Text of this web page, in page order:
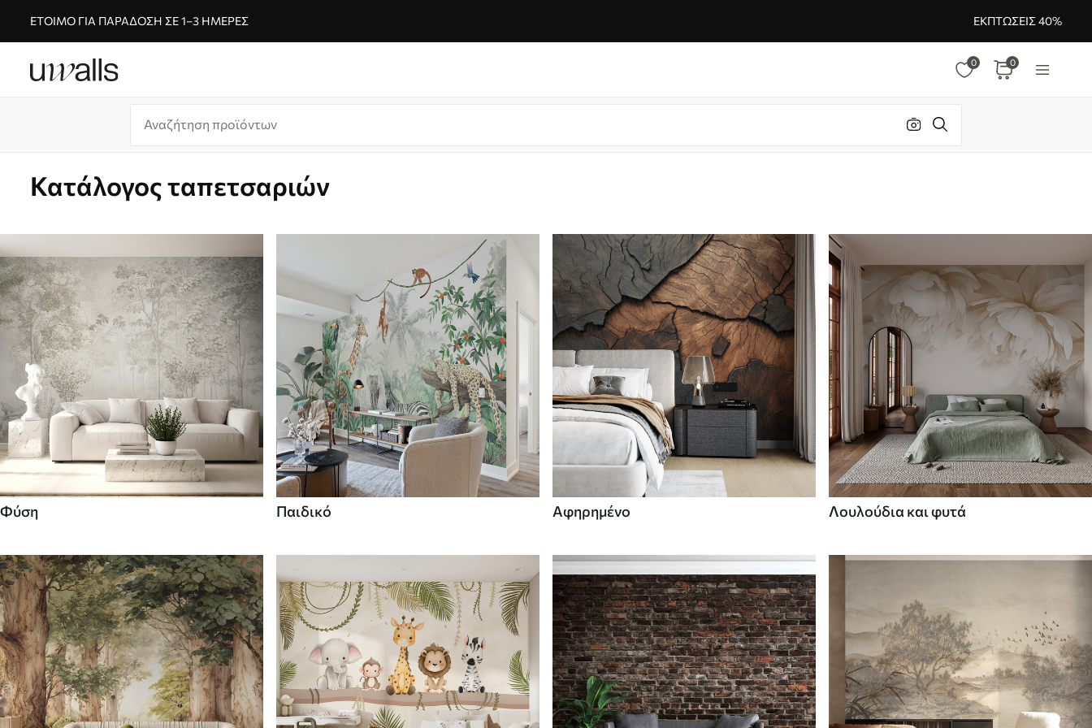
ΈΤΟΙΜΟ ΓΙΑ ΠΑΡΆΔΟΣΗ ΣΕ 1–3 ΗΜΈΡΕΣ ΕΚΠΤΏΣΕΙΣ 40%
0 0
Κατάλογος ταπετσαριών
Φύση Παιδικό Αφηρημένο Λουλούδια και φυτά